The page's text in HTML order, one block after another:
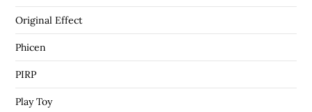
Original Effect
Phicen
PIRP
Play Toy